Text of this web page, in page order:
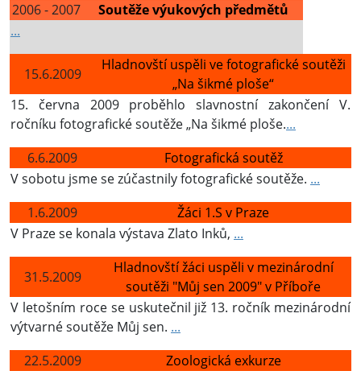
2006 - 2007
Soutěže výukových předmětů
...
15.6.2009
Hladnovští uspěli ve fotografické soutěži
„Na šikmé ploše“
15. června 2009 proběhlo slavnostní zakončení V.
ročníku fotografické soutěže „Na šikmé ploše....
6.6.2009
Fotografická soutěž
V sobotu jsme se zúčastnily fotografické soutěže. ...
1.6.2009
Žáci 1.S v Praze
V Praze se konala výstava Zlato Inků, ...
31.5.2009
Hladnovští žáci uspěli v mezinárodní
soutěži "Můj sen 2009" v Příboře
V letošním roce se uskutečnil již 13. ročník mezinárodní
výtvarné soutěže Můj sen. ...
22.5.2009
Zoologická exkurze